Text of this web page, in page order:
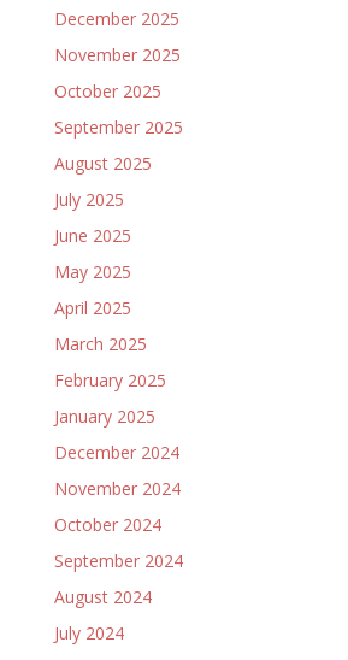
December 2025
November 2025
October 2025
September 2025
August 2025
July 2025
June 2025
May 2025
April 2025
March 2025
February 2025
January 2025
December 2024
November 2024
October 2024
September 2024
August 2024
July 2024